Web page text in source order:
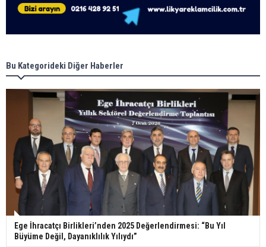
Bu Kategorideki Diğer Haberler
Ege İhracatçı Birlikleri’nden 2025 Değerlendirmesi: “Bu Yıl
Büyüme Değil, Dayanıklılık Yılıydı”